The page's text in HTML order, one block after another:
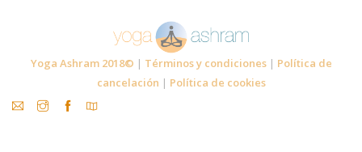
Yoga Ashram 2018© | Términos y condiciones| Política de
cancelación | Política de cookies